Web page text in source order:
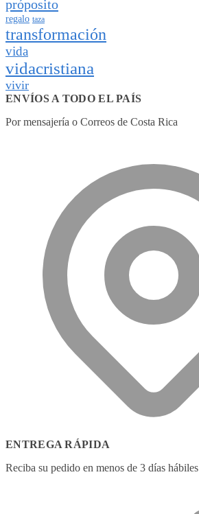
próposito
regalo taza
transformación
vida
vidacristiana
vivir
ENVÍOS A TODO EL PAÍS
Por mensajería o Correos de Costa Rica
ENTREGA RÁPIDA
Reciba su pedido en menos de 3 días hábiles